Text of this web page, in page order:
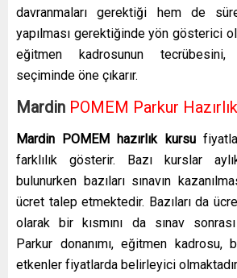
davranmaları gerektiği hem de
yapılması gerektiğinde yön gösterici
eğitmen kadrosunun
seçiminde öne çıkarır.
Mardin POMEM Parkur
Mardin POMEM hazırlık kursu
farklılık gösterir. Bazı kurslar
bulunurken bazıları sınavın
ücret talep etmektedir. Bazıları da
olarak bir kısmını da sınav
Parkur donanımı, eğitmen kadrosu,
etkenler fiyatlarda belirleyici